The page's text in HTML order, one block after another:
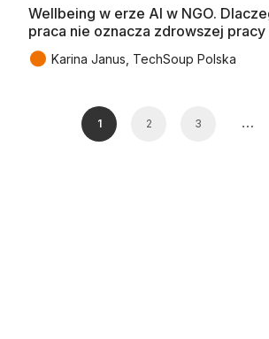
Wellbeing w erze AI w NGO.
praca nie oznacza zdrowszej pracy
● Karina Janus, TechSoup Polska
1 2 3 …